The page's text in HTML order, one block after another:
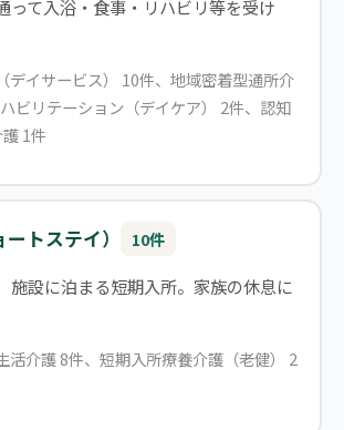
って入浴・食事・リハビリ等を受け
デイサービス） 10件、地域密着型通所介
ビリテーション（デイケア） 2件、認知
1件
トステイ） 10件
施設に泊まる短期入所。家族の休息に
活介護 8件、短期入所療養介護（老健） 2